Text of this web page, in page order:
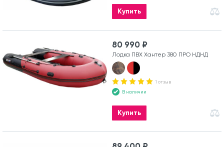
Купить
80 990 ₽
Лодка ПВХ Хантер 380 ПРО НДНД
1 отзыв
В наличии
Купить